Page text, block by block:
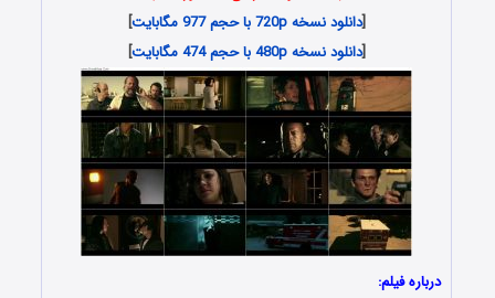
[دانلود نسخه 720p با حجم 977 مگابایت
]
[دانلود نسخه 480p با حجم 474 مگابایت ]
درباره فیلم: